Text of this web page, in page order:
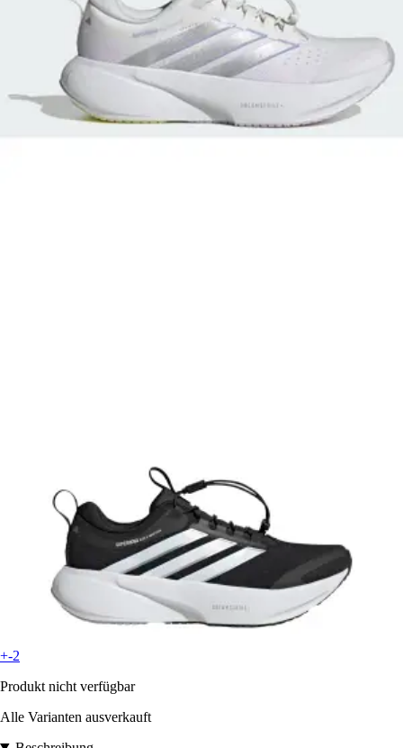
+-2
Produkt nicht verfügbar
Alle Varianten ausverkauft